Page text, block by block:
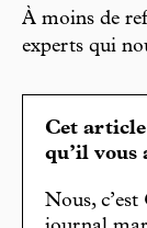
À moins de
experts qui
Cet
qu’il vous
Nous,